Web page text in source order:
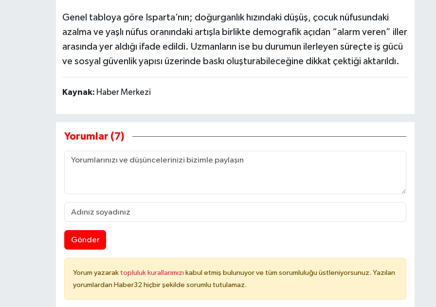
Genel tabloya göre Isparta’nın; doğurganlık hızındaki düşüş, çocuk nüfusundaki
azalma ve yaşlı nüfus oranındaki artışla birlikte demografik açıdan “alarm veren” iller
arasında yer aldığı ifade edildi. Uzmanların ise bu durumun ilerleyen süreçte iş gücü
ve sosyal güvenlik yapısı üzerinde baskı oluşturabileceğine dikkat çektiği aktarıldı.
Kaynak: Haber Merkezi
Yorumlar (7)
Gönder
Yorum yazarak topluluk kurallarımızı kabul etmiş bulunuyor ve tüm sorumluluğu üstleniyorsunuz. Yazılan
yorumlardan Haber32 hiçbir şekilde sorumlu tutulamaz.